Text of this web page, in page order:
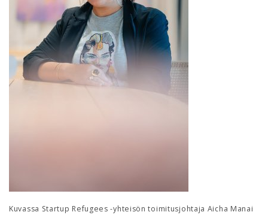
Kuvassa Startup Refugees -yhteisön toimitusjohtaja Aicha Manai